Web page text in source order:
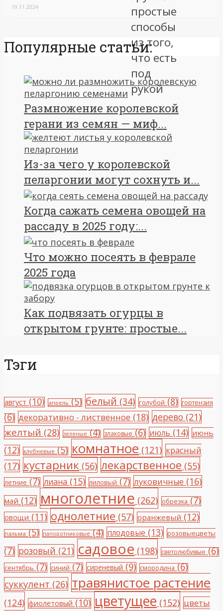
19.11.2024
Популярные статьи:
Размножение королевской
герани из семян — миф...
Из-за чего у королевской
пеларгонии могут сохнуть и...
Когда сажать семена овощей на
рассаду в 2025 году:...
Что можно посеять в феврале
2025 года
Как подвязать огурцы в
открытом грунте: простые...
Тэги
август (10) апрель(5) белый (34) голубой(8) гортензия
(6) декоративно - лиственное (18) дерево (21)
желтый (28) зеленые(4) злаковые(6) июль (14) июнь
(12) клубневые(5) комнатное (121) красный
(17) кустарник (56) лекарственное (55)
летние(7) лиана (15) лиловый(7) луковичные (16)
май (12) многолетние (262) обрезка(7)
овощи (11) однолетние (57) оранжевый (12)
пальма(5) папоротниковые(4) плодовые (13) розовыецветы
(7) розовый (21) садовое (198) светолюбивые(6)
сентябрь(7) синий(7) сиреневый (9) смородина(6)
суккулент (26) травянистое растение
(124) фиолетовый (10) цветущее (152) цветы